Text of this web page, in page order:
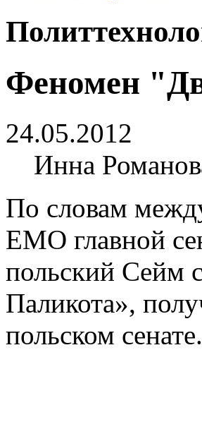
Феномен
24.05.2012
Инна
По словам
EMO главной
польский Сейм
Паликота»,
польском сенате.